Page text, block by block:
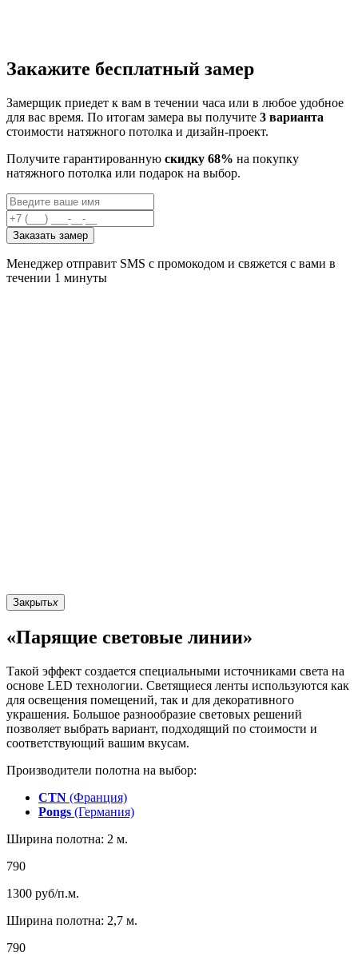
Закажите бесплатный замер
Замерщик приедет к вам в течении часа или в любое удобное
для вас время. По итогам замера вы получите 3 варианта
стоимости натяжного потолка и дизайн-проект.
Получите гарантированную скидку 68% на покупку
натяжного потолка или подарок на выбор.
Заказать замер
Менеджер отправит SMS с промокодом и свяжется с вами в
течении 1 минуты
Закрытьx
«Парящие световые линии»
Такой эффект создается специальными источниками света на
основе LED технологии. Светящиеся ленты используются как
для освещения помещений, так и для декоративного
украшения. Большое разнообразие световых решений
позволяет выбрать вариант, подходящий по стоимости и
соответствующий вашим вкусам.
Производители полотна на выбор:
CTN (Франция)
Pongs (Германия)
Ширина полотна: 2 м.
790
1300 руб/п.м.
Ширина полотна: 2,7 м.
790